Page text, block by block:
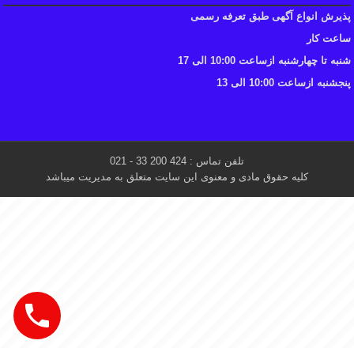
پذیرش انواع آگهی طبق تعرفه رسمی
ساعت کار
شنبه تا چهارشنبه ازساعت 10:00 الی 17
پنجشنبه ازساعت 10:00 الی 13
تلفن تماس : 424 200 33 - 021
کلیه حقوق مادی و معنوی این سایت متعلق به مدیریت میباشد